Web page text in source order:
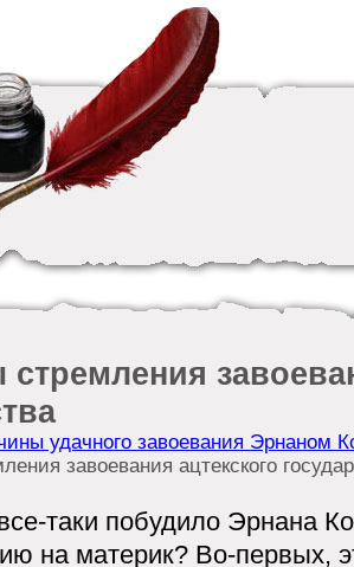
удачного завоевания Эрнаном
завоевания ацтекского
таки побудило Эрнана
на материк? Во-первых,